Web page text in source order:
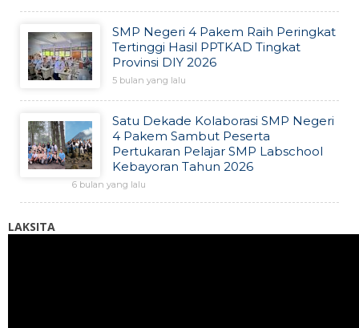
SMP Negeri 4 Pakem Raih Peringkat
Tertinggi Hasil PPTKAD Tingkat
Provinsi DIY 2026
5 bulan yang lalu
Satu Dekade Kolaborasi SMP Negeri
4 Pakem Sambut Peserta
Pertukaran Pelajar SMP Labschool
Kebayoran Tahun 2026
6 bulan yang lalu
LAKSITA